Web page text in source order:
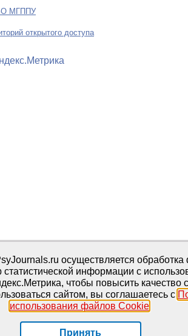
МГППУ
открытого доступа
осуществляется
статистической информации с
чтобы повысить качество
сайтом, вы соглашаетесь с
использования файлов Cookie.
Принять